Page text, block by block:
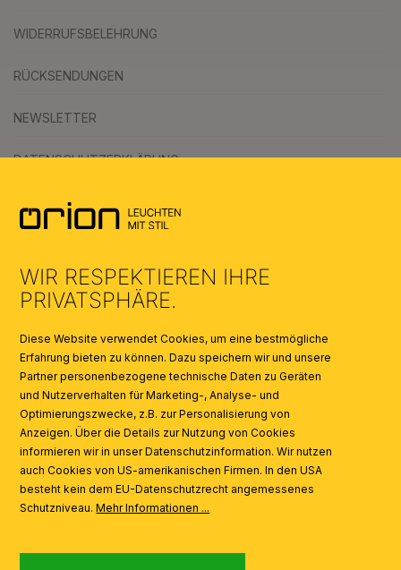
WIDERRUFSBELEHRUNG
RÜCKSENDUNGEN
NEWSLETTER
DATENSCHUTZERKLÄRUNG
KATALOGE
AI
WIR RESPEKTIEREN IHRE
PRIVATSPHÄRE.
Diese Website verwendet Cookies, um eine bestmögliche
Erfahrung bieten zu können. Dazu speichern wir und unsere
Partner personenbezogene technische Daten zu Geräten
und Nutzerverhalten für Marketing-, Analyse- und
Optimierungszwecke, z.B. zur Personalisierung von
Anzeigen. Über die Details zur Nutzung von Cookies
informieren wir in unser Datenschutzinformation. Wir nutzen
auch Cookies von US-amerikanischen Firmen. In den USA
besteht kein dem EU-Datenschutzrecht angemessenes
Schutzniveau.Mehr Informationen ...